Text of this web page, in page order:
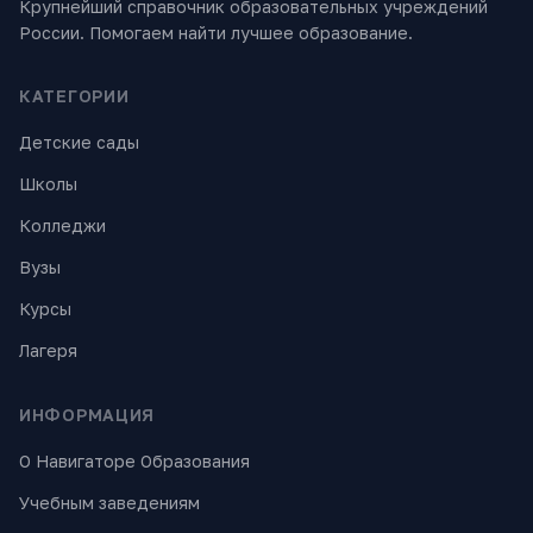
Крупнейший справочник образовательных учреждений
России. Помогаем найти лучшее образование.
КАТЕГОРИИ
Детские сады
Школы
Колледжи
Вузы
Курсы
Лагеря
ИНФОРМАЦИЯ
О Навигаторе Образования
Учебным заведениям